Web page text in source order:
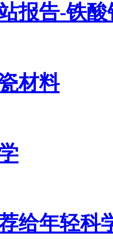
报告-铁
材料
给年轻科